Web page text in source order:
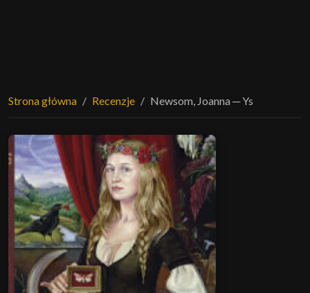
Strona główna Recenzje Newsom, Joanna ─ Ys